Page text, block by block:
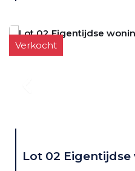
Verkocht
Lot 02